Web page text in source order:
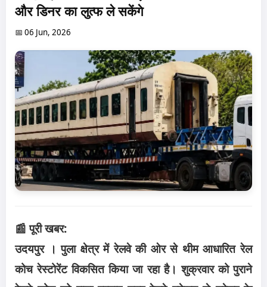
और डिनर का लुत्फ ले सकेंगे
📅 06 Jun, 2026
📰 पूरी खबर:
उदयपुर । पुला क्षेत्र में रेलवे की ओर से थीम आधारित रेल
कोच रेस्टोरेंट विकसित किया जा रहा है। शुक्रवार को पुराने